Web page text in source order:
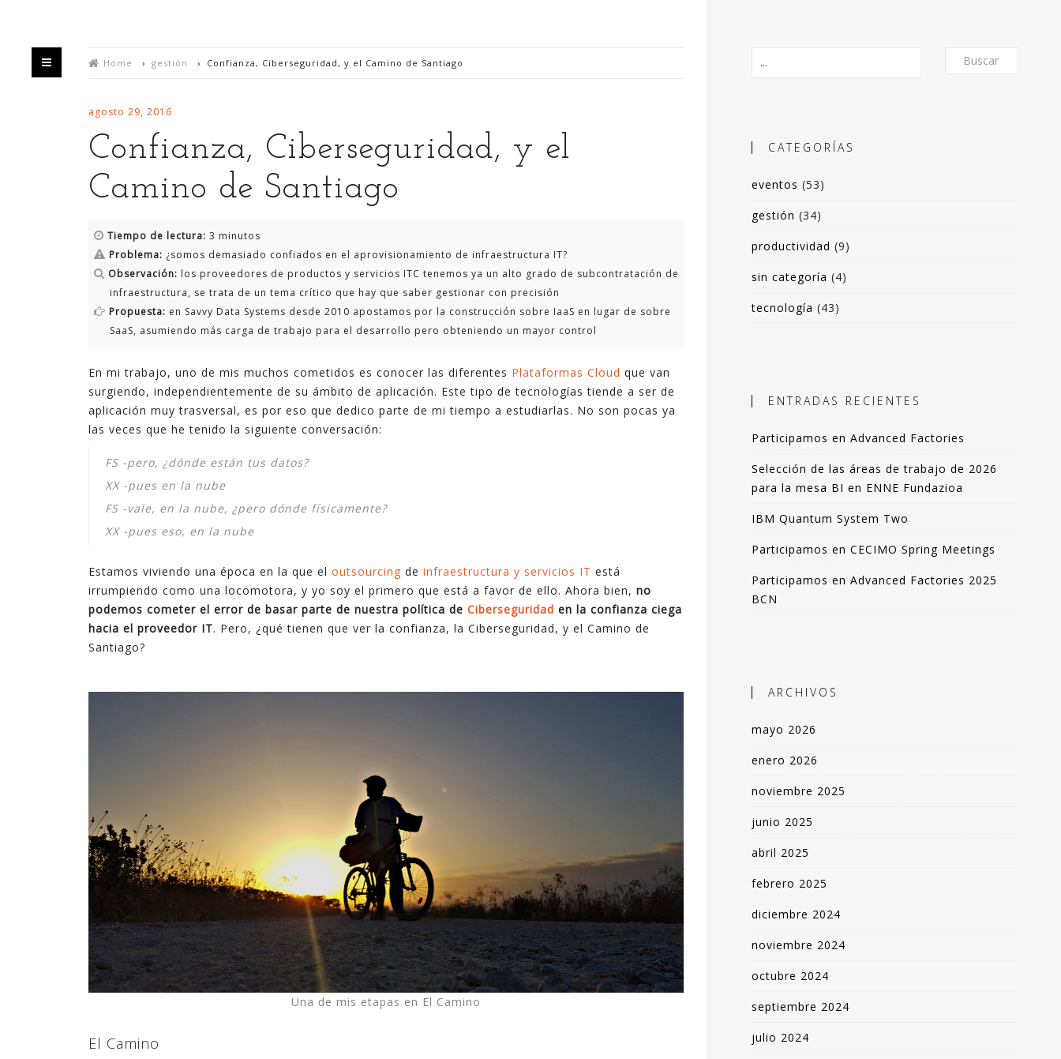
Digitalización Rentable en Industria
HOME QUIÉN SOY
Bienvenido/a a mi blog,
Estás en un espacio en el que intento divulgar
mis experiencias sobre la generación de valor y
negocio a partir de la explotación de datos,
tecnologías. En ocasiones son complejas, y en
ocasiones son sencillas pero suficientes.
En estos últimos quince años, en los que he
explotación inteligente de datos mejora de
forma notable los resultados en diferentes
ámbitos de la empresa, desde procesos
internos hasta la relación con el cliente,
pasando por la creación de nuevos productos y
Busco ofrecer un formato de micro-posts que
narren mis experiencias en torno a la
análisis de datos. Desde herramientas de apoyo
industriales, el objetivo es incorporar
información objetiva basada en datos como
apoyo en la toma de decisiones.
En este blog comparto esas experiencias,
explicadas de forma resumida pero clara. La
mayoría de artículos los podrás leer en 3-4
Espero que lo disfrutes tanto como yo.
- Fernando Sáenz -
Home › gestión › Confianza, Ciberseguridad, y el Camino de Santiago
agosto 29, 2016
Confianza, Ciberseguridad, y el
Camino de Santiago
Tiempo de lectura: 3 minutos
Problema: ¿somos demasiado confiados en el aprovisionamiento de infraestructura IT?
Observación: los proveedores de productos y servicios ITC tenemos ya un alto grado de subcontratación de
infraestructura, se trata de un tema crítico que hay que saber gestionar con precisión
Propuesta: en Savvy Data Systems desde 2010 apostamos por la construcción sobre IaaS en lugar de sobre
SaaS, asumiendo más carga de trabajo para el desarrollo pero obteniendo un mayor control
En mi trabajo, uno de mis muchos cometidos es conocer las diferentes Plataformas Cloud que van
surgiendo, independientemente de su ámbito de aplicación. Este tipo de tecnologías tiende a ser de
aplicación muy trasversal, es por eso que dedico parte de mi tiempo a estudiarlas. No son pocas ya
las veces que he tenido la siguiente conversación:
FS -pero, ¿dónde están tus datos?
XX -pues en la nube
FS -vale, en la nube, ¿pero dónde físicamente?
XX -pues eso, en la nube
Estamos viviendo una época en la que el outsourcing de infraestructura y servicios IT está
irrumpiendo como una locomotora, y yo soy el primero que está a favor de ello. Ahora bien, no
podemos cometer el error de basar parte de nuestra política de Ciberseguridad en la confianza ciega
hacia el proveedor IT. Pero, ¿qué tienen que ver la confianza, la Ciberseguridad, y el Camino de
Santiago?
Una de mis etapas en El Camino
El Camino
Buscar
CATEGORÍAS
eventos (53)
gestión (34)
productividad (9)
sin categoría (4)
tecnología (43)
ENTRADAS RECIENTES
Participamos en Advanced Factories
Selección de las áreas de trabajo de 2026
para la mesa BI en ENNE Fundazioa
IBM Quantum System Two
Participamos en CECIMO Spring Meetings
Participamos en Advanced Factories 2025
BCN
ARCHIVOS
mayo 2026
enero 2026
noviembre 2025
junio 2025
abril 2025
febrero 2025
diciembre 2024
noviembre 2024
octubre 2024
septiembre 2024
julio 2024